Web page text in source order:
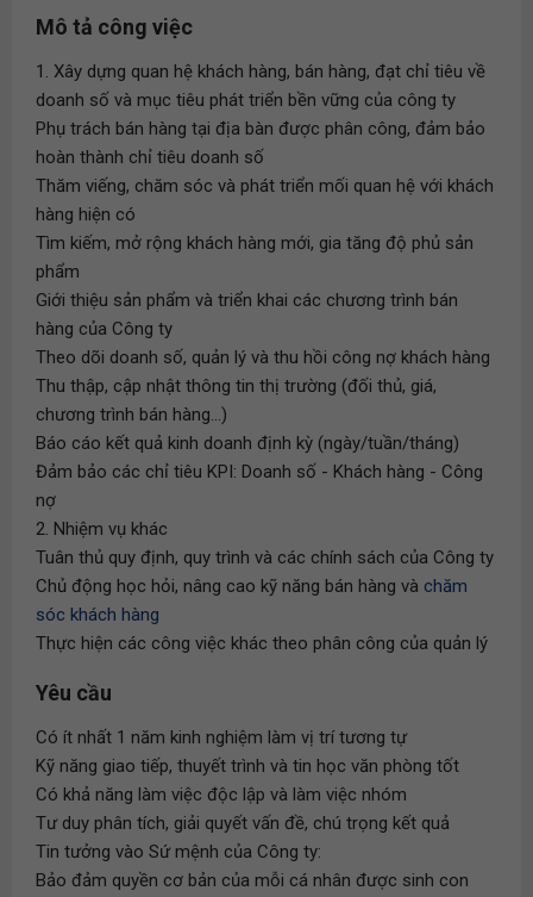
Mô tả công việc
1. Xây dựng quan hệ khách hàng, bán hàng, đạt chỉ tiêu về
doanh số và mục tiêu phát triển bền vững của công ty
Phụ trách bán hàng tại địa bàn được phân công, đảm bảo
hoàn thành chỉ tiêu doanh số
Thăm viếng, chăm sóc và phát triển mối quan hệ với khách
hàng hiện có
Tìm kiếm, mở rộng khách hàng mới, gia tăng độ phủ sản
phẩm
Giới thiệu sản phẩm và triển khai các chương trình bán
hàng của Công ty
Theo dõi doanh số, quản lý và thu hồi công nợ khách hàng
Thu thập, cập nhật thông tin thị trường (đối thủ, giá,
chương trình bán hàng...)
Báo cáo kết quả kinh doanh định kỳ (ngày/tuần/tháng)
Đảm bảo các chỉ tiêu KPI: Doanh số - Khách hàng - Công
nợ
2. Nhiệm vụ khác
Tuân thủ quy định, quy trình và các chính sách của Công ty
Chủ động học hỏi, nâng cao kỹ năng bán hàng và chăm
sóc khách hàng
Thực hiện các công việc khác theo phân công của quản lý
Yêu cầu
Có ít nhất 1 năm kinh nghiệm làm vị trí tương tự
Kỹ năng giao tiếp, thuyết trình và tin học văn phòng tốt
Có khả năng làm việc độc lập và làm việc nhóm
Tư duy phân tích, giải quyết vấn đề, chú trọng kết quả
Tin tưởng vào Sứ mệnh của Công ty:
Bảo đảm quyền cơ bản của mỗi cá nhân được sinh con